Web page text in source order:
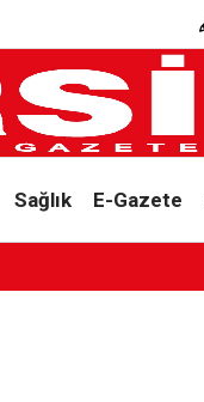
Sağlık E-Gazete